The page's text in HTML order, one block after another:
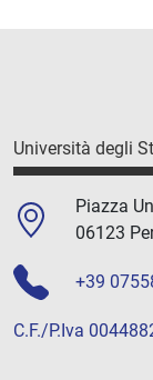
Università degli
Piazza
06123
+39
C.F./P.Iva